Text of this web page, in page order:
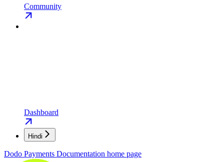
Community
Dashboard
Hindi
Dodo Payments Documentation home page